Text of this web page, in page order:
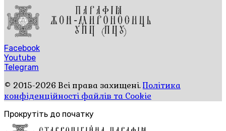
Facebook
Youtube
Telegram
© 2015-2026 Всі права захищені.Політика
конфіденційності файлів та Cookie
Прокрутіть до початку